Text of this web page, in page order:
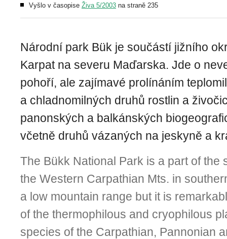
Vyšlo v časopise Živa 5/2003 na straně 235
Národní park Bük je součástí jižního
Karpat na severu Maďarska. Jde o
pohoří, ale zajímavé prolínáním
a chladnomilných druhů rostlin a
panonských a balkánských
včetně druhů vázaných na jeskyně a
The Bükk National Park is a part of the
the Western Carpathian Mts. in
a low mountain range but it is
of the thermophilous and cryophilous
species of the Carpathian, Pannonian